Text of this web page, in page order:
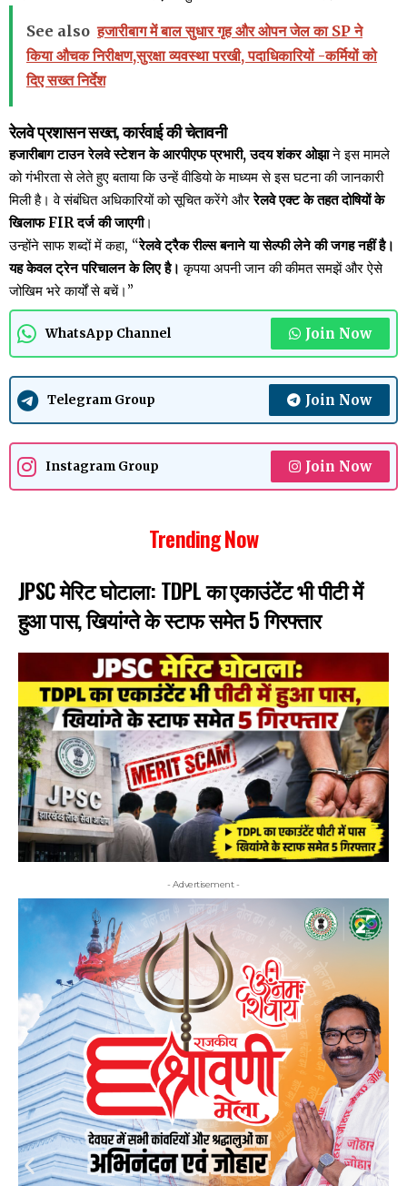
See also हजारीबाग में बाल सुधार गृह और ओपन जेल का SP ने
किया औचक निरीक्षण,सुरक्षा व्यवस्था परखी, पदाधिकारियों -कर्मियों को
दिए सख्त निर्देश
रेलवे प्रशासन सख्त, कार्रवाई की चेतावनी
हजारीबाग टाउन रेलवे स्टेशन के आरपीएफ प्रभारी, उदय शंकर ओझाने इस मामले
को गंभीरता से लेते हुए बताया कि उन्हें वीडियो के माध्यम से इस घटना की जानकारी
मिली है। वे संबंधित अधिकारियों को सूचित करेंगे औररेलवे एक्ट के तहत दोषियों के
खिलाफ FIR दर्ज की जाएगी।
उन्होंने साफ शब्दों में कहा, “रेलवे ट्रैक रील्स बनाने या सेल्फी लेने की जगह नहीं है।
यह केवल ट्रेन परिचालन के लिए है। कृपया अपनी जान की कीमत समझें और ऐसे
जोखिम भरे कार्यों से बचें।”
WhatsApp Channel Join Now
Telegram Group Join Now
Instagram Group Join Now
Trending Now
JPSC मेरिट घोटाला: TDPL का एकाउंटेंट भी पीटी में
हुआ पास, खियांग्ते के स्टाफ समेत 5 गिरफ्तार
- Advertisement -